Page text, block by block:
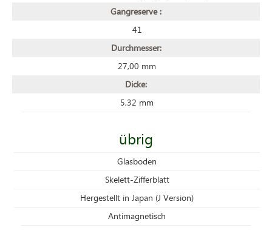
Gangreserve :
41
Durchmesser:
27,00 mm
Dicke:
5,32 mm
übrig
Glasboden
Skelett-Zifferblatt
Hergestellt in Japan (J Version)
Antimagnetisch